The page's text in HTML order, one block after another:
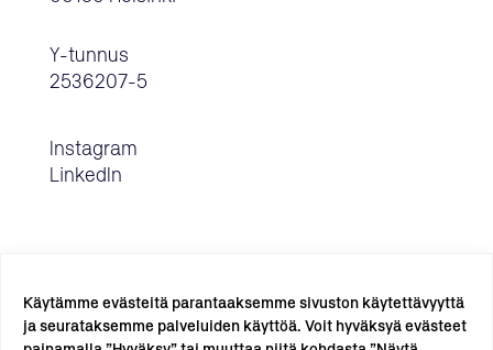
Käytämme evästeitä parantaaksemme sivuston käytettävyyttä
ja seurataksemme palveluiden käyttöä. Voit hyväksyä evästeet
Y-tunnus
2536207-5
Instagram
LinkedIn